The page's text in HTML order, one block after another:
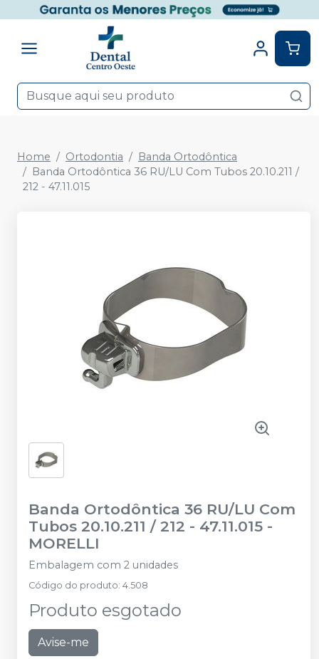
Home Ortodontia
Banda Ortodôntica
Banda Ortodôntica 36 RU/LU Com Tubos 20.10.211 /
212 - 47.11.015
Banda Ortodôntica 36 RU/LU Com
Tubos 20.10.211 / 212 - 47.11.015 -
MORELLI
Embalagem com 2 unidades
Código do produto: 4.508
Produto esgotado
Avise-me